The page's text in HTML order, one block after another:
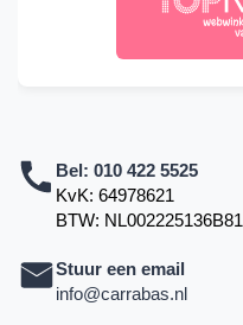
Bel: 010 422 5525
KvK: 64978621
BTW: NL002225136B81
Stuur een email
info@carrabas.nl